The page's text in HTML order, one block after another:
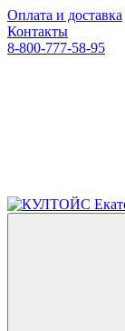
Оплата и доставка
Контакты
8-800-777-58-95